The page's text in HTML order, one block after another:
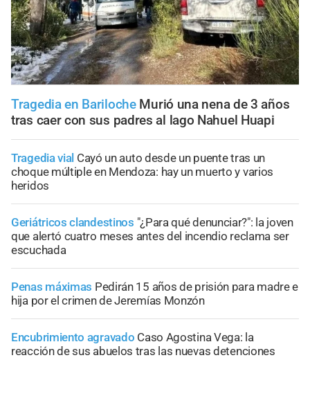
Tragedia en Bariloche Murió una nena de 3 años
tras caer con sus padres al lago Nahuel Huapi
Tragedia vial Cayó un auto desde un puente tras un
choque múltiple en Mendoza: hay un muerto y varios
heridos
Geriátricos clandestinos "¿Para qué denunciar?": la joven
que alertó cuatro meses antes del incendio reclama ser
escuchada
Penas máximas Pedirán 15 años de prisión para madre e
hija por el crimen de Jeremías Monzón
Encubrimiento agravado Caso Agostina Vega: la
reacción de sus abuelos tras las nuevas detenciones